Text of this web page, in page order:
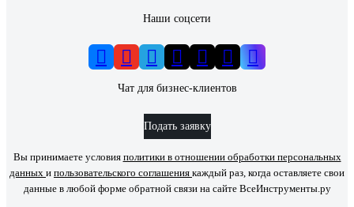
Наши соцсети
Чат для бизнес-клиентов
Подать заявку
Вы принимаете условия политики в отношении обработки персональных
данных и пользовательского соглашения каждый раз, когда оставляете свои
данные в любой форме обратной связи на сайте ВсеИнструменты.ру